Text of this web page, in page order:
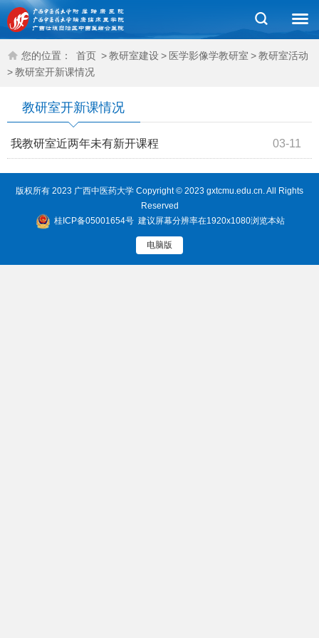
您的位置： 首页 >教研室建设 > 医学影像学教研室 >教研室活动
>教研室开新课情况
教研室开新课情况
03-11
我教研室近两年未有新开课程
版权所有 2023 广西中医药大学 Copyright © 2023 gxtcmu.edu.cn. All Rights
Reserved
桂ICP备05001654号 建议屏幕分辨率在1920x1080浏览本站
电脑版